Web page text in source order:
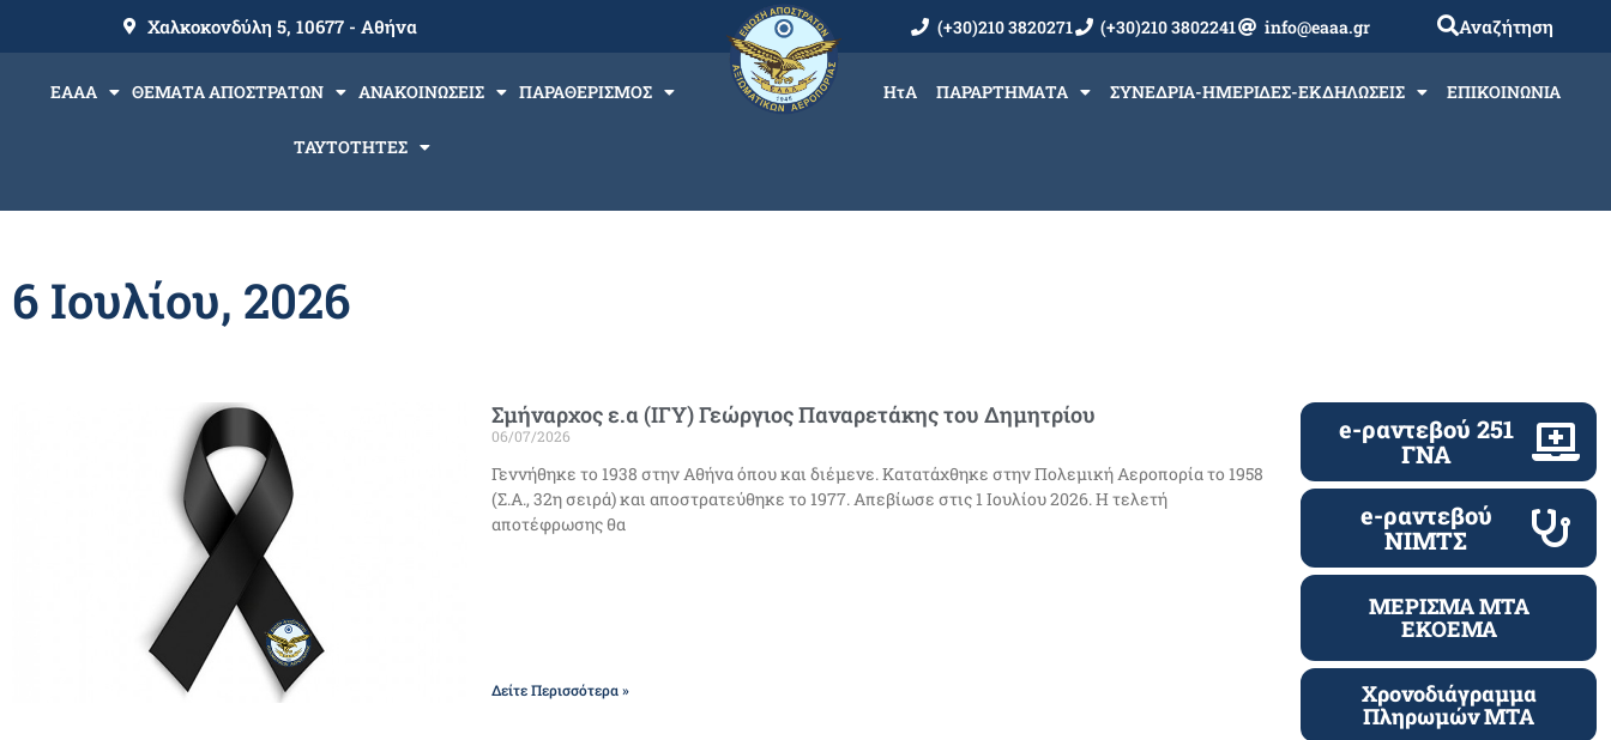
Χαλκοκονδύλη 5, 10677 - Αθήνα (+30)210 3820271 (+30)210 3802241 info@eaaa.gr Αναζήτηση
ΕΑΑΑ ΘΕΜΑΤΑ ΑΠΟΣΤΡΑΤΩΝ ΑΝΑΚΟΙΝΩΣΕΙΣ ΠΑΡΑΘΕΡΙΣΜΟΣ
ΤΑΥΤΟΤΗΤΕΣ
ΗτΑ ΠΑΡΑΡΤΗΜΑΤΑ ΣΥΝΕΔΡΙΑ-ΗΜΕΡΙΔΕΣ-ΕΚΔΗΛΩΣΕΙΣ ΕΠΙΚΟΙΝΩΝΙΑ
6 Ιουλίου, 2026
Σμήναρχος ε.α (ΙΓΥ) Γεώργιος Παναρετάκης του Δημητρίου
06/07/2026
Γεννήθηκε το 1938 στην Αθήνα όπου και διέμενε. Κατατάχθηκε στην Πολεμική Αεροπορία το 1958
(Σ.Α., 32η σειρά) και αποστρατεύθηκε το 1977. Απεβίωσε στις 1 Ιουλίου 2026. Η τελετή
αποτέφρωσης θα
Δείτε Περισσότερα »
e-ραντεβού 251
ΓΝΑ
e-ραντεβού
ΝΙΜΤΣ
ΜΕΡΙΣΜΑ ΜΤΑ
ΕΚΟΕΜΑ
Χρονοδιάγραμμα
Πληρωμών ΜΤΑ